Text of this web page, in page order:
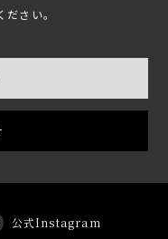
さい。
公式Instagram